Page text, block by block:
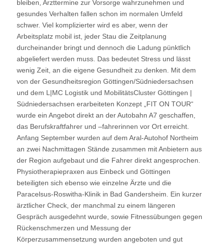
bleiben, Arzttermine zur Vorsorge wahrzunehmen und
gesundes Verhalten fallen schon im normalen Umfeld
schwer. Viel komplizierter wird es aber, wenn der
Arbeitsplatz mobil ist, jeder Stau die Zeitplanung
durcheinander bringt und dennoch die Ladung pünktlich
abgeliefert werden muss. Das bedeutet Stress und lässt
wenig Zeit, an die eigene Gesundheit zu denken. Mit dem
von der Gesundheitsregion Göttingen/Südniedersachsen
und dem L|MC Logistik und MobilitätsCluster Göttingen |
Südniedersachsen erarbeiteten Konzept „FIT ON TOUR“
wurde ein Angebot direkt an der Autobahn A7 geschaffen,
das Berufskraftfahrer und –fahrerinnen vor Ort erreicht.
Anfang September wurden auf dem Aral-Autohof Northeim
an zwei Nachmittagen Stände zusammen mit Anbietern aus
der Region aufgebaut und die Fahrer direkt angesprochen.
Physiotherapiepraxen aus Einbeck und Göttingen
beteiligten sich ebenso wie einzelne Ärzte und die
Paracelsus-Roswitha-Klinik in Bad Gandersheim. Ein kurzer
ärztlicher Check, der manchmal zu einem längeren
Gespräch ausgedehnt wurde, sowie Fitnessübungen gegen
Rückenschmerzen und Messung der
Körperzusammensetzung wurden angeboten und gut